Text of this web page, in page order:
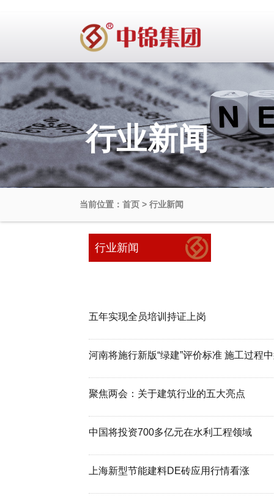
行业新闻
当前位置：首页 > 行业新闻
行业新闻
五年实现全员培训持证上岗
河南将施行新版“绿建”评价标准 施工过程
聚焦两会：关于建筑行业的五大亮点
中国将投资700多亿元在水利工程领域
上海新型节能建料DE砖应用行情看涨